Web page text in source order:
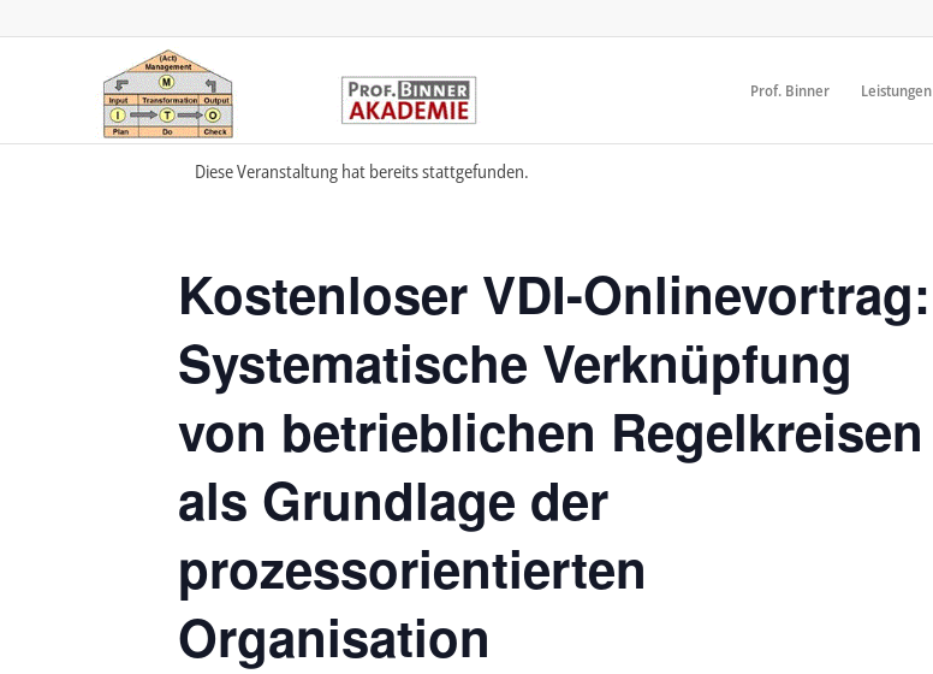
Prof. Binner Leistungen
Diese Veranstaltung hat bereits stattgefunden.
Kostenloser VDI-Onlinevortrag:
Systematische Verknüpfung
von betrieblichen Regelkreisen
als Grundlage der
prozessorientierten
Organisation